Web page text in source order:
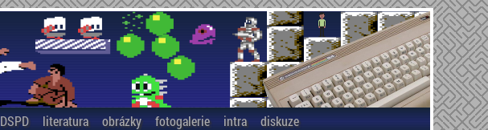
DSPD literatura obrázky fotogalerie intra diskuze